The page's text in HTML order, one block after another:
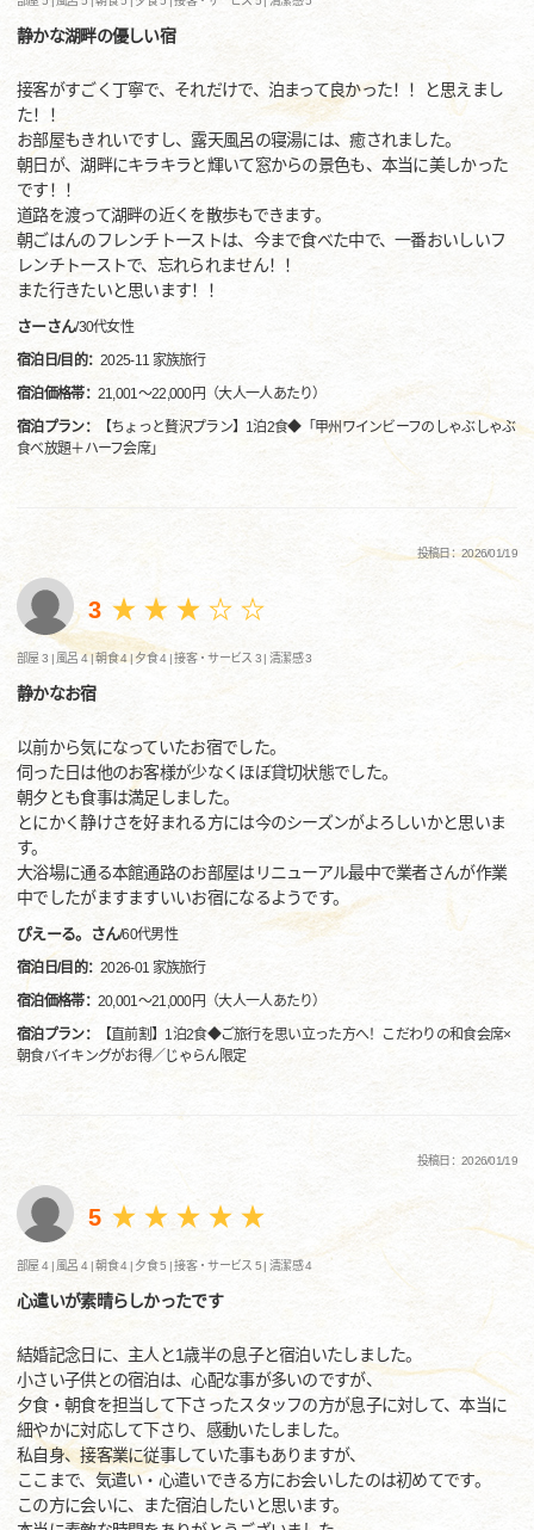
静かな湖畔の優しい宿
接客がすごく丁寧で、それだけで、泊まって良かった！！と思えまし
た！！
お部屋もきれいですし、露天風呂の寝湯には、癒されました。
朝日が、湖畔にキラキラと輝いて窓からの景色も、本当に美しかった
です！！
道路を渡って湖畔の近くを散歩もできます。
朝ごはんのフレンチトーストは、今まで食べた中で、一番おいしいフ
レンチトーストで、忘れられません！！
また行きたいと思います！！
さーさん/30代女性
宿泊日/目的：2025-11 家族旅行
宿泊価格帯： 21,001～22,000円（大人一人あたり）
宿泊プラン：
【ちょっと贅沢プラン】1泊2食◆「甲州ワインビーフのしゃぶしゃぶ
食べ放題＋ハーフ会席」
投稿日：2026/01/19
3
部屋 3 | 風呂 4 |朝食 4 | 夕食 4 |接客・サービス 3 |清潔感 3
静かなお宿
以前から気になっていたお宿でした。
伺った日は他のお客様が少なくほぼ貸切状態でした。
朝夕とも食事は満足しました。
とにかく静けさを好まれる方には今のシーズンがよろしいかと思いま
す。
大浴場に通る本館通路のお部屋はリニューアル最中で業者さんが作業
中でしたがますますいいお宿になるようです。
ぴえーる。さん/60代男性
宿泊日/目的：2026-01 家族旅行
宿泊価格帯： 20,001～21,000円（大人一人あたり）
宿泊プラン：
【直前割】1泊2食◆ご旅行を思い立った方へ！こだわりの和食会席×
朝食バイキングがお得／じゃらん限定
投稿日：2026/01/19
5
部屋 4 | 風呂 4 |朝食 4 | 夕食 5 |接客・サービス 5 |清潔感 4
心遣いが素晴らしかったです
結婚記念日に、主人と1歳半の息子と宿泊いたしました。
小さい子供との宿泊は、心配な事が多いのですが、
夕食・朝食を担当して下さったスタッフの方が息子に対して、本当に
細やかに対応して下さり、感動いたしました。
私自身、接客業に従事していた事もありますが、
ここまで、気遣い・心遣いできる方にお会いしたのは初めてです。
この方に会いに、また宿泊したいと思います。